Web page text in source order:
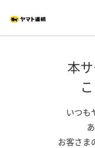
本
いつも
お客さま